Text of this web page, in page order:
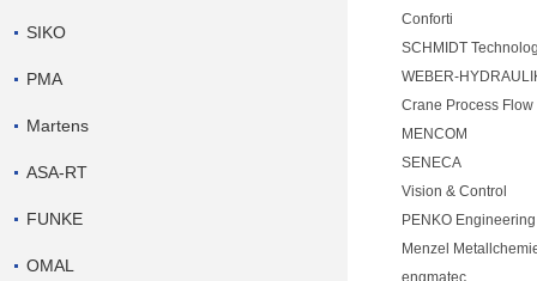
SIKO
PMA
Martens
ASA-RT
FUNKE
OMAL
Conforti
SCHMIDT
WEBER-
Crane Process
MENCOM
SENECA
Vision & Control
PENKO Engineering
Menzel
engmatec